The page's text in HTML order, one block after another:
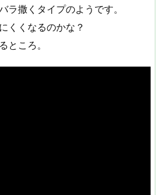
ラ撒くタイプのようです。
くくなるのかな？
ところ。